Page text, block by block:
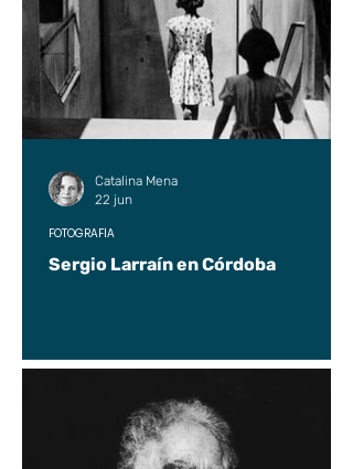
Sergio Larraín en Córdoba
FOTOGRAFÍA
Catalina Mena
22 jun